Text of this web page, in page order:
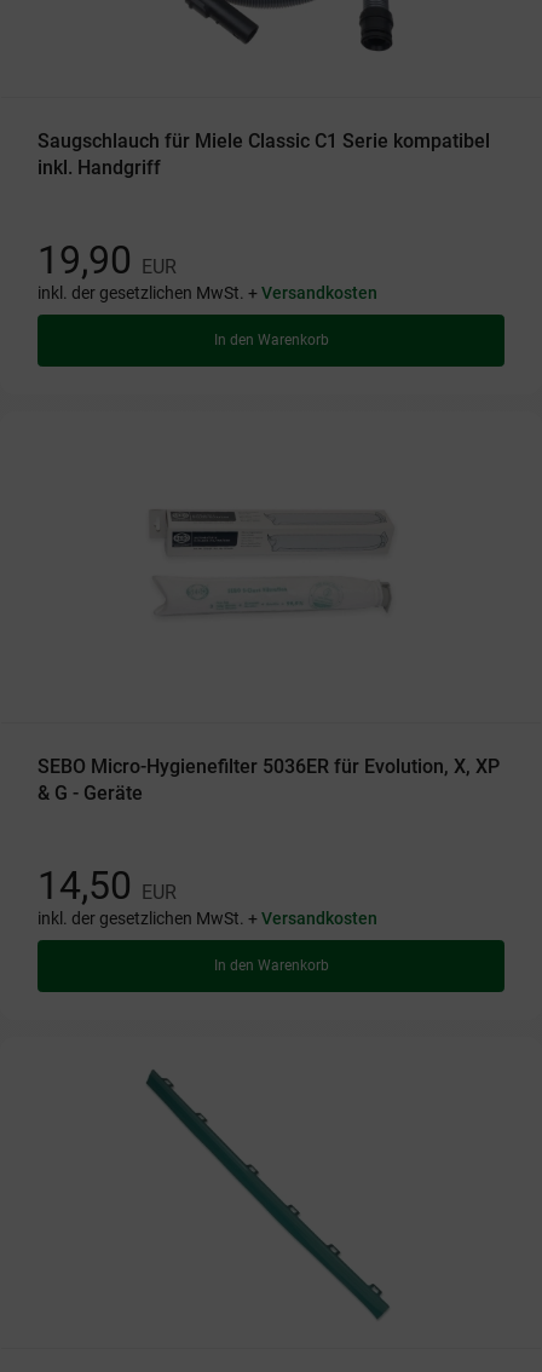
Saugschlauch für Miele Classic C1 Serie kompatibel
inkl. Handgriff
19,90 EUR
inkl. der gesetzlichen MwSt. +Versandkosten
In den Warenkorb
SEBO Micro-Hygienefilter 5036ER für Evolution, X, XP
& G - Geräte
14,50 EUR
inkl. der gesetzlichen MwSt. +Versandkosten
In den Warenkorb